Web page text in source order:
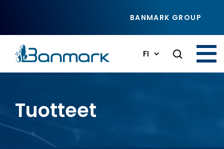
BANMARK GROUP
FI
Tuotteet